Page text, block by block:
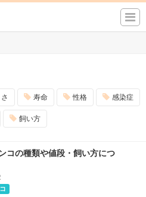
寿命 性格 感染症
飼い方
コの種類や値段・飼い方につ